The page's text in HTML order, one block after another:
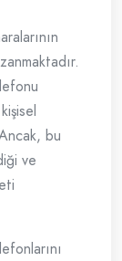
bu
ve